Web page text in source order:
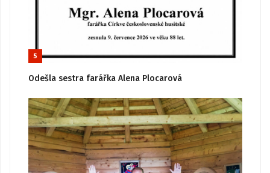
5
Odešla sestra farářka Alena Plocarová